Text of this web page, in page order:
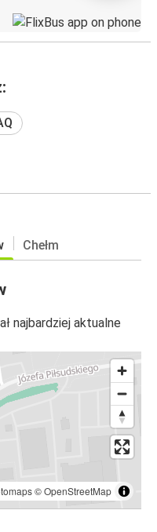
Chełm
najbardziej aktualne
©OpenStreetMap